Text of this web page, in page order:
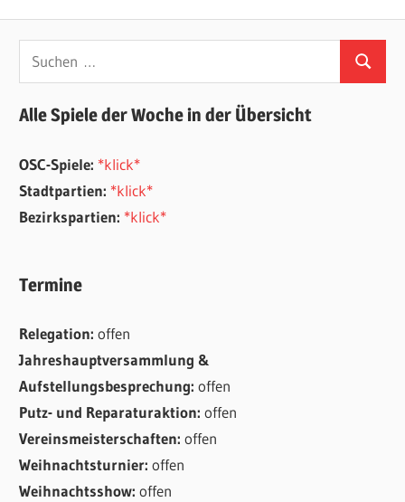
Suchen
nach:
Suchen
Alle Spiele der Woche in der Übersicht
OSC-Spiele: *klick*
Stadtpartien: *klick*
Bezirkspartien: *klick*
Termine
Relegation:offen
Jahreshauptversammlung &
Aufstellungsbesprechung:offen
Putz- und Reparaturaktion:offen
Vereinsmeisterschaften:offen
Weihnachtsturnier:offen
Weihnachtsshow:offen